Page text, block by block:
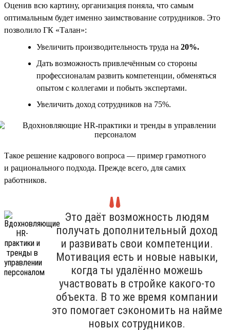
Оценив всю картину, организация поняла, что самым
оптимальным будет именно заимствование сотрудников. Это
позволило ГК «Талан»:
Увеличить производительность труда на 20%.
Дать возможность привлечённым со стороны
профессионалам развить компетенции, обменяться
опытом с коллегами и побыть экспертами.
Увеличить доход сотрудников на 75%.
Такое решение кадрового вопроса — пример грамотного
и рационального подхода. Прежде всего, для самих
работников.
Это даёт возможность людям
получать дополнительный доход
и развивать свои компетенции.
Мотивация есть и новые навыки,
когда ты удалённо можешь
участвовать в стройке какого-то
объекта. В то же время компании
это помогает сэкономить на найме
новых сотрудников.